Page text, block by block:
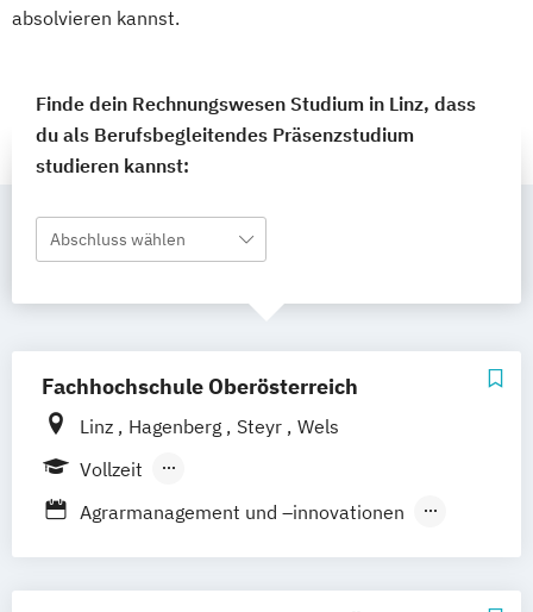
absolvieren kannst.
Finde dein Rechnungswesen Studium in Linz, dass
du als Berufsbegleitendes Präsenzstudium
studieren kannst:
Abschluss wählen
Fachhochschule Oberösterreich
Linz Hagenberg Steyr
Wels
Vollzeit
Berufsbegleitendes Präsenzstudium
Agrarmanagement und –innovationen